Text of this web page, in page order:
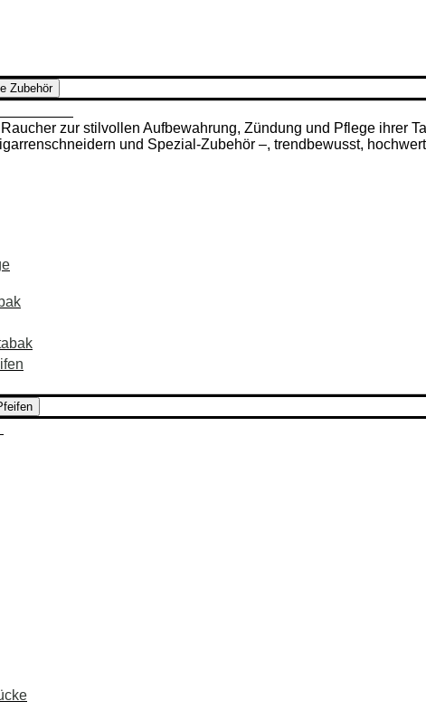
Zubehör
zur stilvollen Aufbewahrung, Zündung und Pflege ihrer
und Spezial-Zubehör –, trendbewusst,